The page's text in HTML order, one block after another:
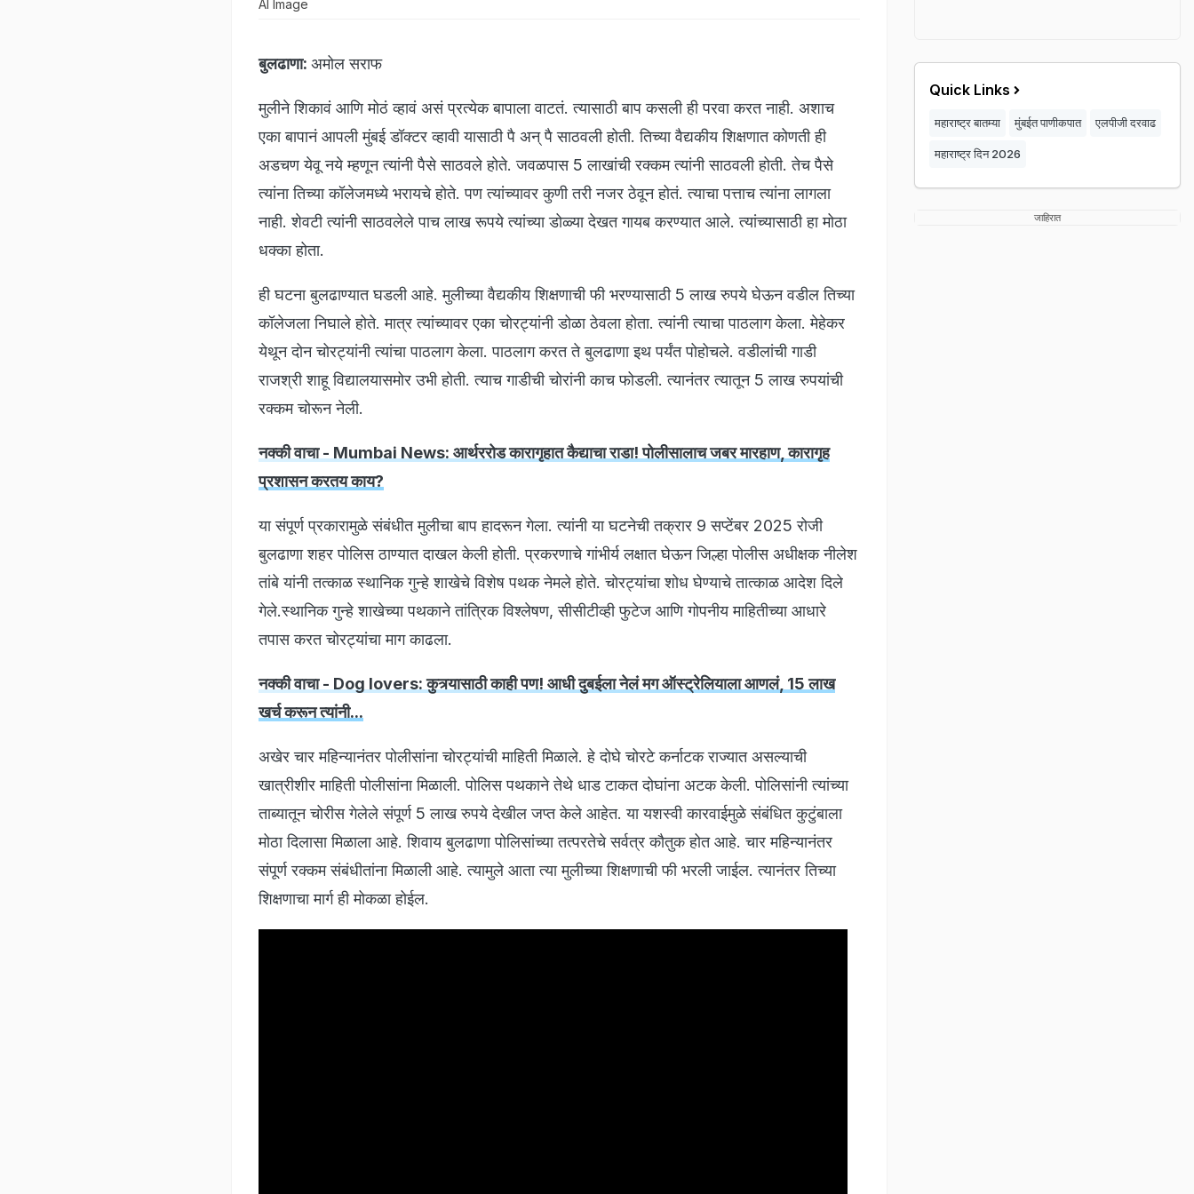
AI Image
बुलढाणा: अमोल सराफ
मुलीने शिकावं आणि मोठं व्हावं असं प्रत्येक बापाला वाटतं. त्यासाठी बाप कसली ही परवा करत नाही. अशाच
एका बापानं आपली मुंबई डॉक्टर व्हावी यासाठी पै अन् पै साठवली होती. तिच्या वैद्यकीय शिक्षणात कोणती ही
अडचण येवू नये म्हणून त्यांनी पैसे साठवले होते. जवळपास 5 लाखांची रक्कम त्यांनी साठवली होती. तेच पैसे
त्यांना तिच्या कॉलेजमध्ये भरायचे होते. पण त्यांच्यावर कुणी तरी नजर ठेवून होतं. त्याचा पत्ताच त्यांना लागला
नाही. शेवटी त्यांनी साठवलेले पाच लाख रूपये त्यांच्या डोळ्या देखत गायब करण्यात आले. त्यांच्यासाठी हा मोठा
धक्का होता.
ही घटना बुलढाण्यात घडली आहे. मुलीच्या वैद्यकीय शिक्षणाची फी भरण्यासाठी 5 लाख रुपये घेऊन वडील तिच्या
कॉलेजला निघाले होते. मात्र त्यांच्यावर एका चोरट्यांनी डोळा ठेवला होता. त्यांनी त्याचा पाठलाग केला. मेहेकर
येथून दोन चोरट्यांनी त्यांचा पाठलाग केला. पाठलाग करत ते बुलढाणा इथ पर्यंत पोहोचले. वडीलांची गाडी
राजश्री शाहू विद्यालयासमोर उभी होती. त्याच गाडीची चोरांनी काच फोडली. त्यानंतर त्यातून 5 लाख रुपयांची
रक्कम चोरून नेली.
नक्की वाचा - Mumbai News: आर्थररोड कारागृहात कैद्याचा राडा! पोलीसालाच जबर मारहाण, कारागृह
प्रशासन करतय काय?
या संपूर्ण प्रकारामुळे संबंधीत मुलीचा बाप हादरून गेला. त्यांनी या घटनेची तक्रार 9 सप्टेंबर 2025 रोजी
बुलढाणा शहर पोलिस ठाण्यात दाखल केली होती. प्रकरणाचे गांभीर्य लक्षात घेऊन जिल्हा पोलीस अधीक्षक नीलेश
तांबे यांनी तत्काळ स्थानिक गुन्हे शाखेचे विशेष पथक नेमले होते. चोरट्यांचा शोध घेण्याचे तात्काळ आदेश दिले
गेले.स्थानिक गुन्हे शाखेच्या पथकाने तांत्रिक विश्लेषण, सीसीटीव्ही फुटेज आणि गोपनीय माहितीच्या आधारे
तपास करत चोरट्यांचा माग काढला.
नक्की वाचा - Dog lovers: कुत्र्यासाठी काही पण! आधी दुबईला नेलं मग ऑस्ट्रेलियाला आणलं, 15 लाख
खर्च करून त्यांनी...
अखेर चार महिन्यानंतर पोलीसांना चोरट्यांची माहिती मिळाले. हे दोघे चोरटे कर्नाटक राज्यात असल्याची
खात्रीशीर माहिती पोलीसांना मिळाली. पोलिस पथकाने तेथे धाड टाकत दोघांना अटक केली. पोलिसांनी त्यांच्या
ताब्यातून चोरीस गेलेले संपूर्ण 5 लाख रुपये देखील जप्त केले आहेत. या यशस्वी कारवाईमुळे संबंधित कुटुंबाला
मोठा दिलासा मिळाला आहे. शिवाय बुलढाणा पोलिसांच्या तत्परतेचे सर्वत्र कौतुक होत आहे. चार महिन्यानंतर
संपूर्ण रक्कम संबंधीतांना मिळाली आहे. त्यामुले आता त्या मुलीच्या शिक्षणाची फी भरली जाईल. त्यानंतर तिच्या
शिक्षणाचा मार्ग ही मोकळा होईल.
Quick Links
महाराष्ट्र बातम्या मुंबईत पाणीकपात एलपीजी दरवाढ
महाराष्ट्र दिन 2026
जाहिरात